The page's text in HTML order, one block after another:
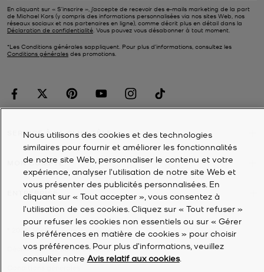
En cliquant sur « S’inscrire », j’accepte de recevoir des e-mails marketing de la part
de Michael Kors (y compris des informations personnalisées via nos sites Web, nos
réseaux sociaux et nos partenaires en ligne), comme décrit plus en détail dans la
Déclaration de confidentialité. Vous pouvez vous désabonner à tout moment.
*Les Conditions générales sappliquent. Pour plus d’informations, consultez les
Conditions générales des promotions.
SERVICE À LA CLIENTÈLE
MON COMPTE
ENTREPRISE
2026
Michael Kors
Déclaration de confidentialité
Nous utilisons des cookies et des technologies
similaires pour fournir et améliorer les fonctionnalités
de notre site Web, personnaliser le contenu et votre
expérience, analyser l'utilisation de notre site Web et
vous présenter des publicités personnalisées. En
cliquant sur « Tout accepter », vous consentez à
l’utilisation de ces cookies. Cliquez sur « Tout refuser »
pour refuser les cookies non essentiels ou sur « Gérer
les préférences en matière de cookies » pour choisir
vos préférences. Pour plus d’informations, veuillez
consulter notre Avis relatif aux cookies.